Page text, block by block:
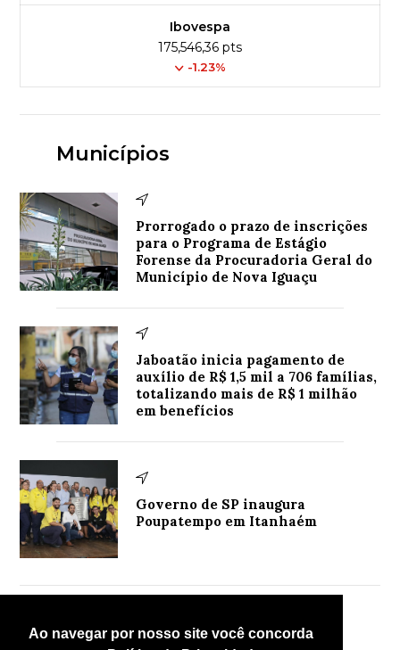
Ao navegar por nosso site você concorda
Ibovespa
175,546,36 pts
-1.23%
Municípios
Prorrogado o prazo de inscrições
para o Programa de Estágio
Forense da Procuradoria Geral do
Município de Nova Iguaçu
Jaboatão inicia pagamento de
auxílio de R$ 1,5 mil a 706 famílias,
totalizando mais de R$ 1 milhão
em benefícios
Governo de SP inaugura
Poupatempo em Itanhaém
Mais lidas